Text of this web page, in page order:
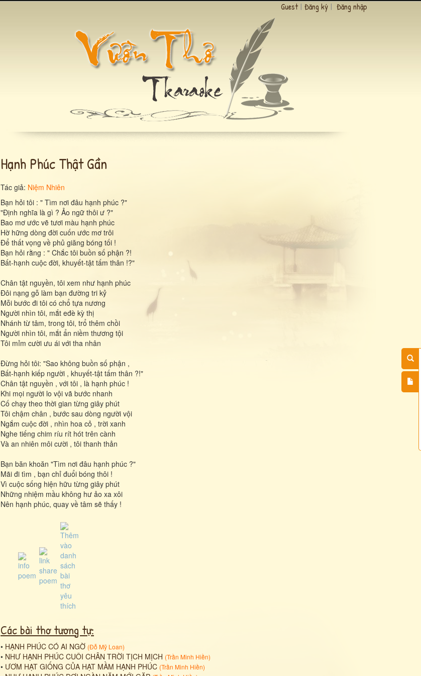
Guest | Đăng ký | Đăng nhập
Hạnh Phúc Thật Gần
Tác giả: Niệm Nhiên
Bạn hỏi tôi : " Tìm nơi đâu hạnh phúc ?"
"Ðịnh nghĩa là gì ? Ảo ngữ thôi ư ?"
Bao mơ ước vẽ tươi màu hạnh phúc
Hờ hững dòng đời cuốn ước mơ trôi
Ðể thất vọng về phủ giăng bóng tối !
Bạn hỏi rằng : " Chắc tôi buồn số phận ?!
Bất-hạnh cuộc đời, khuyết-tật tấm thân !?"
Chân tật nguyền, tôi xem như hạnh phúc
Ðôi nạng gỗ làm bạn đường tri kỷ
Mỗi bước đi tôi có chổ tựa nương
Người nhìn tôi, mắt eđè kỳ thị
Nhánh từ tâm, trong tôi, trổ thêm chồi
Người nhìn tôi, mắt ẩn niềm thương tội
Tôi mỉm cười ưu ái với tha nhân
Ðừng hỏi tôi: "Sao không buồn số phận ,
Bất-hạnh kiếp người , khuyết-tật tấm thân ?!"
Chân tật nguyền , với tôi , là hạnh phúc !
Khi mọi người lo vội vã bước nhanh
Cố chạy theo thời gian từng giây phút
Tôi chậm chân , bước sau dòng người vội
Ngắm cuộc đời , nhìn hoa cỏ , trời xanh
Nghe tiếng chim ríu rít hót trên cành
Và an nhiên môi cười , tôi thanh thản
Bạn băn khoăn "Tìm nơi đâu hạnh phúc ?"
Mãi đi tìm , bạn chỉ đuổi bóng thôi !
Vì cuộc sống hiện hữu từng giây phút
Những nhiệm mầu không hư ảo xa xôi
Nên hạnh phúc, quay về tâm sẽ thấy !
Các bài thơ tương tự:
• HẠNH PHÚC CÓ AI NGỜ (Đỗ Mỹ Loan)
• NHƯ HẠNH PHÚC CUÔI CHÂN TRỜI TỊCH MỊCH (Trần Minh Hiền)
• ƯƠM HẠT GIỐNG CỦA HẠT MẦM HẠNH PHÚC (Trần Minh Hiền)